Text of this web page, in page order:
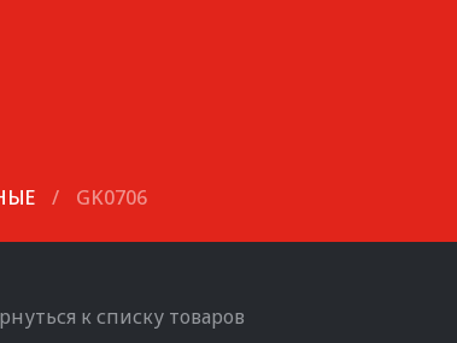
/ GK0706
к списку товаров